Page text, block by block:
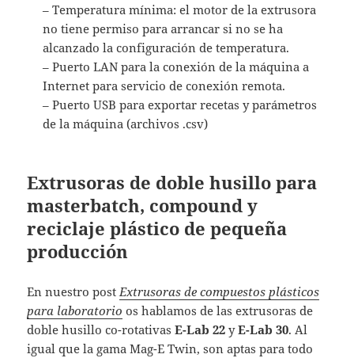
– Temperatura mínima: el motor de la extrusora
no tiene permiso para arrancar si no se ha
alcanzado la configuración de temperatura.
– Puerto LAN para la conexión de la máquina a
Internet para servicio de conexión remota.
– Puerto USB para exportar recetas y parámetros
de la máquina (archivos .csv)
Extrusoras de doble husillo para
masterbatch, compound y
reciclaje plástico de pequeña
producción
En nuestro postExtrusoras de compuestos plásticos
para laboratorio os hablamos de las extrusoras de
doble husillo co-rotativasE-Lab 22 yE-Lab 30. Al
igual que la gama Mag-E Twin, son aptas para todo